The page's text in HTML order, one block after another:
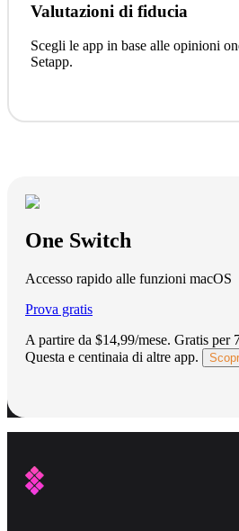
Valutazioni di fiducia
Scegli le app in base alle opinioni
Setapp.
One Switch
Accesso rapido alle funzioni macOS
Prova gratis
A partire da $14,99/mese. Gratis per
Questa e centinaia di altre app.